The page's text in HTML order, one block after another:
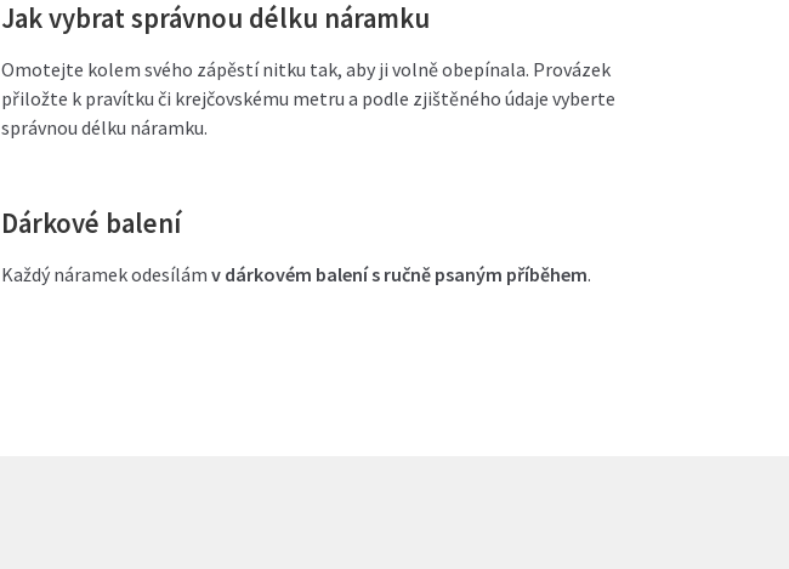
Jak vybrat správnou délku náramku
Omotejte kolem svého zápěstí nitku tak, aby ji volně obepínala. Provázek
přiložte k pravítku či krejčovskému metru a podle zjištěného údaje vyberte
správnou délku náramku.
Dárkové balení
Každý náramek odesílámv dárkovém balení s ručně psaným příběhem.